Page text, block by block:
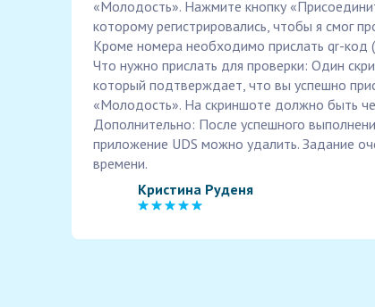
«Молодость». Нажмите кнопку
которому регистрировались, чтобы я смог
Кроме номера необходимо прислать qr-код
Что нужно прислать для проверки: Один
который подтверждает, что вы успешно
«Молодость». На скриншоте должно быть
Дополнительно: После успешного
приложение UDS можно удалить. Задание
времени.
Кристина Руденя